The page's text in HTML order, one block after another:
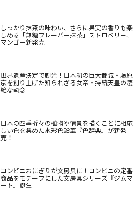
しっかり抹茶の味わい、さらに果実の香りも楽
しめる「無糖フレーバー抹茶」ストロベリー、
マンゴー新発売
世界遺産決定で脚光！日本初の巨大都城・藤原
京を創り上げた知られざる女帝・持統天皇の凄
絶な執念
日本の四季折々の植物や情景を描くことに相応
しい色を集めた水彩色鉛筆『色辞典』が新発
売！
コンビニおにぎりが文房具に！コンビニの定番
商品をモチーフにした文房具シリーズ『ジムマ
ート』誕生